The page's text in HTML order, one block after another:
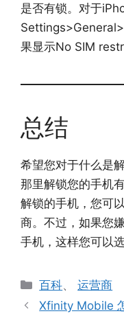
是否有锁。对于
果显示No SIM
总结
希望您对于什么是
那里解锁您的手机
解锁的手机，您可
商。不过，如果您
手机，这样您可以
分
类
百科、运营商
Xfinity Mobile